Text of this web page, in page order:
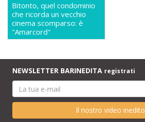
Bitonto, quel condominio
che ricorda un vecchio
cinema scomparso: è
"Amarcord"
NEWSLETTER BARINEDITA registrati
Il nostro video inedito